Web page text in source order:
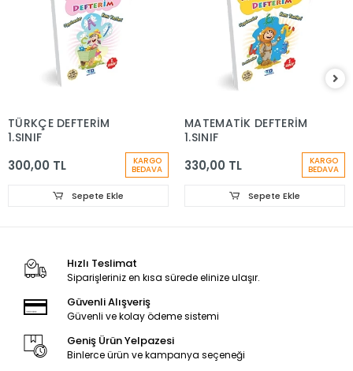
TÜRKÇE DEFTERİM
1.SINIF
300,00 TL KARGO
BEDAVA
Sepete Ekle
MATEMATİK DEFTERİM
1.SINIF
330,00 TL KARGO
BEDAVA
Sepete Ekle
Hızlı Teslimat
Siparişleriniz en kısa sürede elinize ulaşır.
Güvenli Alışveriş
Güvenli ve kolay ödeme sistemi
Geniş Ürün Yelpazesi
Binlerce ürün ve kampanya seçeneği